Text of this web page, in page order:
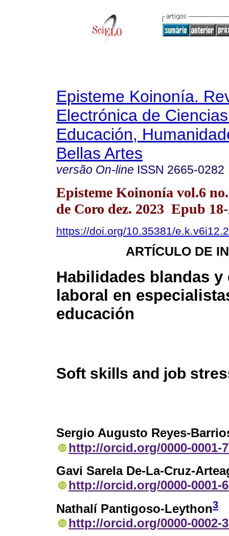
Episteme Koinonía.
Electrónica de
Educación,
Bellas Artes
versão On-line ISSN 2665-0282
Episteme Koinonía vol.6
de Coro dez. 2023 Epub
https://doi.org/10.35381/
ARTÍCULO DE
Habilidades blandas y
laboral en
educación
Soft skills and job
Sergio Augusto Reyes-
http://orcid.org/0000-0001-
Gavi Sarela De-La-Cruz-
http://orcid.org/0000-0001-
Nathalí Pantigoso-Leython3
http://orcid.org/0000-0002-